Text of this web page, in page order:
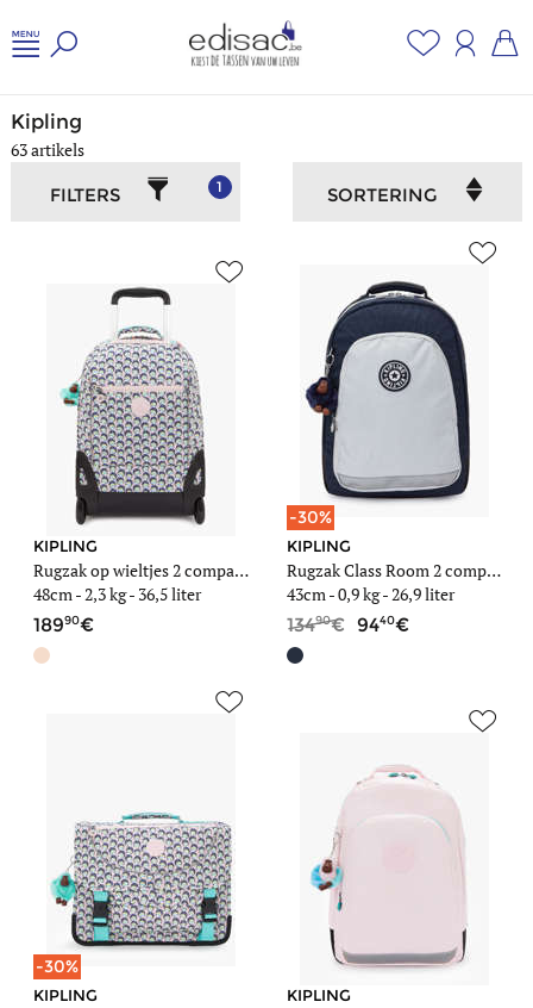
Kipling
63 artikels
FILTERS
1 SORTERING
KIPLING
Rugzak op wieltjes 2 compartimenten met 15" laptopvak
48cm -2,3 kg- 36,5 liter
18990
-30%
KIPLING
Rugzak Class Room 2 compartimenten
43cm -0,9 kg- 26,9 liter
13490 9440
-30%
KIPLING KIPLING